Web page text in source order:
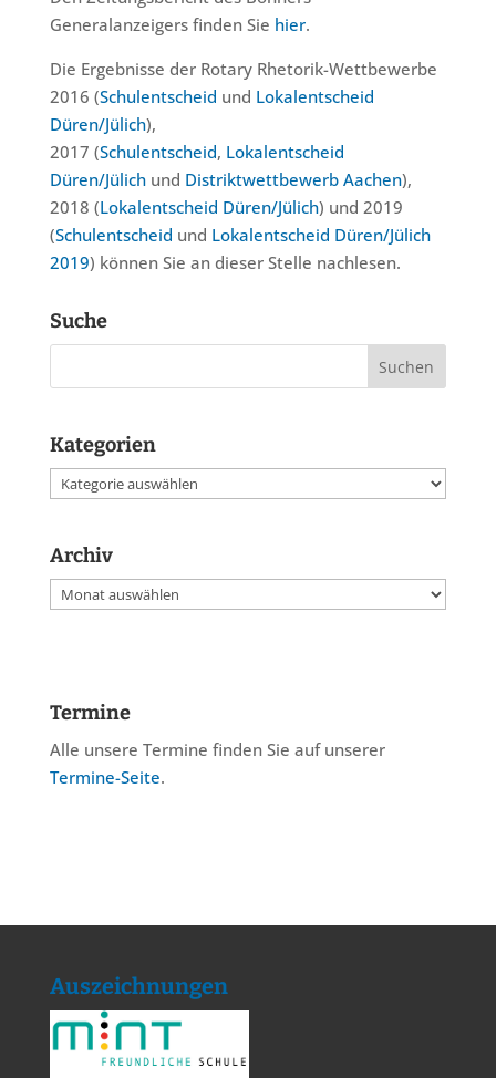
Generalanzeigers finden Sie hier.
Die Ergebnisse der Rotary Rhetorik-Wettbewerbe
2016 (Schulentscheid und Lokalentscheid
Düren/Jülich),
2017 (Schulentscheid, Lokalentscheid
Düren/Jülichund Distriktwettbewerb Aachen),
2018 (Lokalentscheid Düren/Jülich) und 2019
(Schulentscheid und Lokalentscheid Düren/Jülich
2019) können Sie an dieser Stelle nachlesen.
Suche
Kategorien
Kategorien
Archiv
Archiv
Termine
Alle unsere Termine finden Sie auf unserer
Termine-Seite.
Auszeichnungen